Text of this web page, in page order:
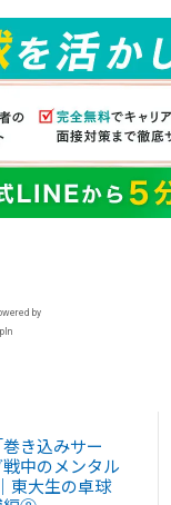
by
き込みサー
中のメンタル
東大生の卓球